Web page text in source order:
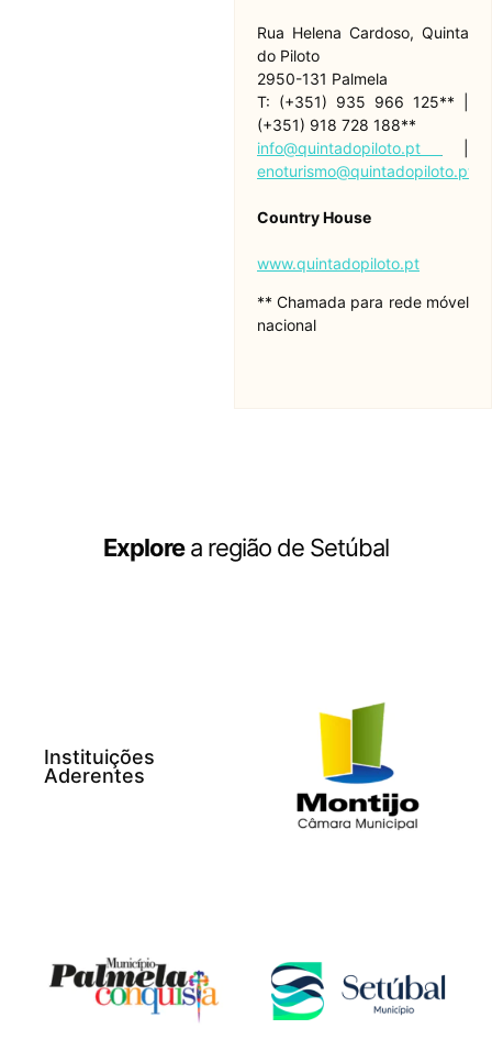
Rua Helena Cardoso, Quinta
do Piloto
2950-131 Palmela
T: (+351) 935 966 125** |
(+351) 918 728 188**
info@quintadopiloto.pt
enoturismo@quintadopiloto.pt
Country House
www.quintadopiloto.pt
** Chamada para rede móvel
nacional
Explorea região de Setúbal
Instituições
Aderentes